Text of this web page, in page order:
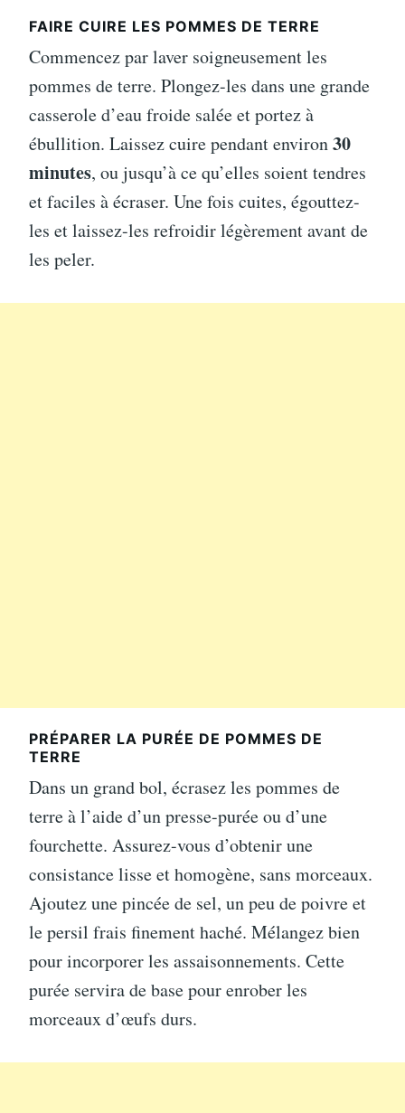
FAIRE CUIRE LES POMMES DE TERRE
Commencez par laver soigneusement les
pommes de terre. Plongez-les dans une grande
casserole d’eau froide salée et portez à
ébullition. Laissez cuire pendant environ30
minutes, ou jusqu’à ce qu’elles soient tendres
et faciles à écraser. Une fois cuites, égouttez-
les et laissez-les refroidir légèrement avant de
les peler.
PRÉPARER LA PURÉE DE POMMES DE
TERRE
Dans un grand bol, écrasez les pommes de
terre à l’aide d’un presse-purée ou d’une
fourchette. Assurez-vous d’obtenir une
consistance lisse et homogène, sans morceaux.
Ajoutez une pincée de sel, un peu de poivre et
le persil frais finement haché. Mélangez bien
pour incorporer les assaisonnements. Cette
purée servira de base pour enrober les
morceaux d’œufs durs.